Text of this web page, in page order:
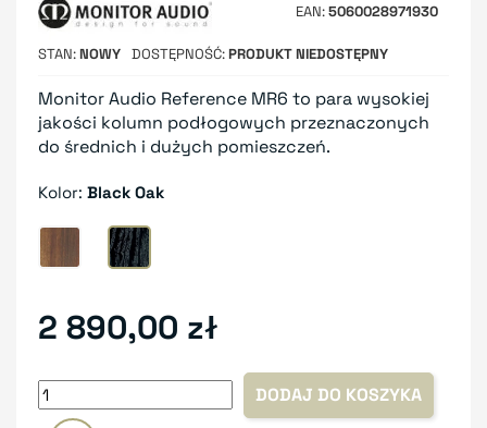
EAN 5060028971930
STAN NOWY DOSTĘPNOŚĆ PRODUKT NIEDOSTĘPNY
Monitor Audio Reference MR6 to para wysokiej
jakości kolumn podłogowych przeznaczonych
do średnich i dużych pomieszczeń.
Kolor: Black Oak
Walnut Black Oak
2 890,00 zł
DODAJ DO KOSZYKA